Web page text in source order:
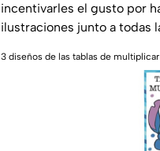
incentivarles el gusto por
ilustraciones junto a todas
3 diseños de las tablas de